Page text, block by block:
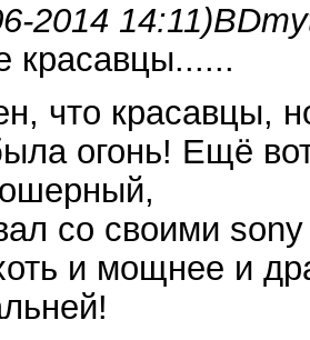
2014 14:11)
красавцы......
что красавцы,
огонь! Ещё
со своими
и мощнее и